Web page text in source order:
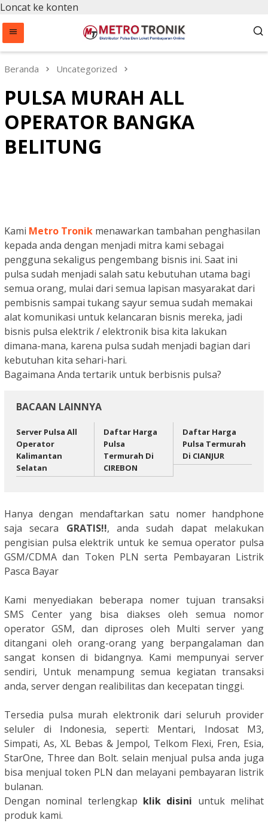
Loncat ke konten
Beranda Uncategorized
PULSA MURAH ALL
OPERATOR BANGKA
BELITUNG
Kami Metro Tronik menawarkan tambahan penghasilan
kepada anda dengan menjadi mitra kami sebagai
pengguna sekaligus pengembang bisnis ini. Saat ini
pulsa sudah menjadi salah satu kebutuhan utama bagi
semua orang, mulai dari semua lapisan masyarakat dari
pembisnis sampai tukang sayur semua sudah memakai
alat komunikasi untuk kelancaran bisnis mereka, jadi
bisnis pulsa elektrik / elektronik bisa kita lakukan
dimana-mana, karena pulsa sudah menjadi bagian dari
kebutuhan kita sehari-hari.
Bagaimana Anda tertarik untuk berbisnis pulsa?
BACAAN LAINNYA
Server Pulsa All
Operator
Kalimantan
Selatan
Daftar Harga
Pulsa
Termurah Di
CIREBON
Daftar Harga
Pulsa Termurah
Di CIANJUR
Hanya dengan mendaftarkan satu nomer handphone
saja secara GRATIS!!, anda sudah dapat melakukan
pengisian pulsa elektrik untuk ke semua operator pulsa
GSM/CDMA dan Token PLN serta Pembayaran Listrik
Pasca Bayar
Kami menyediakan beberapa nomer tujuan transaksi
SMS Center yang bisa diakses oleh semua nomor
operator GSM, dan diproses oleh Multi server yang
ditangani oleh orang-orang yang berpangalaman dan
sangat konsen di bidangnya. Kami mempunyai server
sendiri, Untuk menampung semua kegiatan transaksi
anda, server dengan realibilitas dan kecepatan tinggi.
Tersedia pulsa murah elektronik dari seluruh provider
seluler di Indonesia, seperti: Mentari, Indosat M3,
Simpati, As, XL Bebas & Jempol, Telkom Flexi, Fren, Esia,
StarOne, Three dan Bolt. selain menjual pulsa anda juga
bisa menjual token PLN dan melayani pembayaran listrik
bulanan.
Dengan nominal terlengkap klik disini untuk melihat
produk kami.